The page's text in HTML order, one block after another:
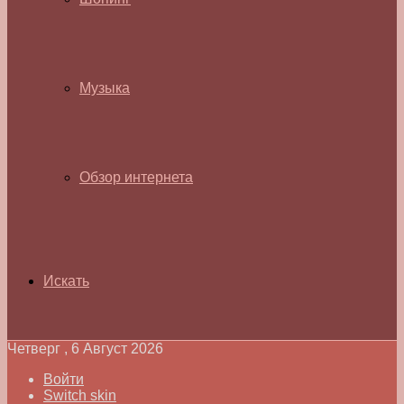
Музыка
Обзор интернета
Искать
Четверг , 6 Август 2026
Войти
Switch skin